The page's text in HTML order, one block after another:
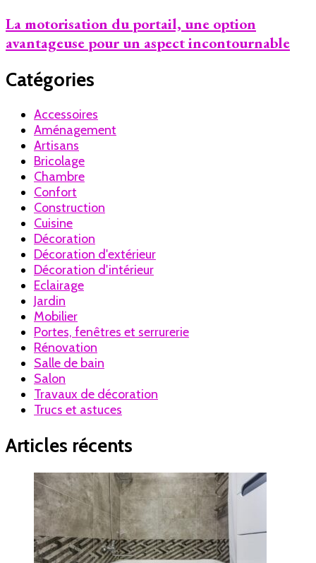
La motorisation du portail, une option
avantageuse pour un aspect incontournable
Catégories
Accessoires
Aménagement
Artisans
Bricolage
Chambre
Confort
Construction
Cuisine
Décoration
Décoration d'extérieur
Décoration d'intérieur
Eclairage
Jardin
Mobilier
Portes, fenêtres et serrurerie
Rénovation
Salle de bain
Salon
Travaux de décoration
Trucs et astuces
Articles récents